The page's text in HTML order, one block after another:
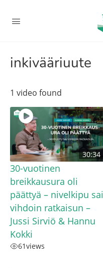
inkivääriuute
1 video found
30:34
30-vuotinen
breikkausura oli
päättyä – nivelkipu sai
vihdoin ratkaisun –
Jussi Sirviö & Hannu
Kokki
61views